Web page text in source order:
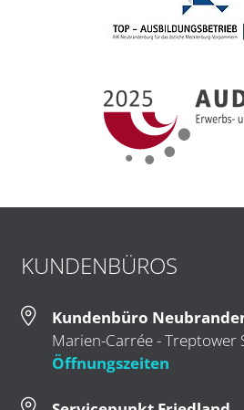
KUNDENBÜROS
Kundenbüro
Marien-Carrée - Treptower
Öffnungszeiten